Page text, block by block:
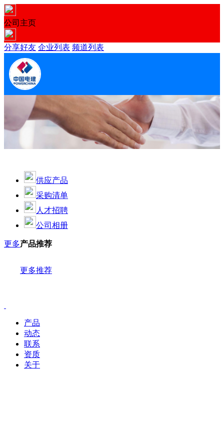
公司主页
分享好友 企业列表 频道列表
中国电建集团贵阳勘测设计研究院有限公司城建
设计院
普通会员
供应产品
采购清单
人才招聘
公司相册
更多产品推荐
更多推荐
产品
动态
联系
资质
关于